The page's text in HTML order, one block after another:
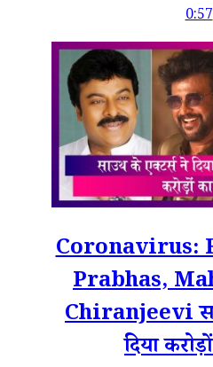
0:57
Coronavirus:
Prabhas,
Chiranjeevi
दिया